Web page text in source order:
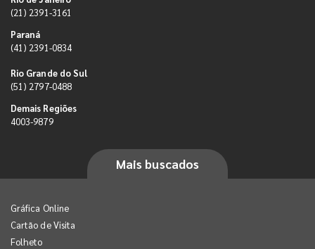
(21) 2391-3161
Paraná
(41) 2391-0834
Rio Grande do Sul
(51) 2797-0488
Demais Regiões
4003-9879
Mais buscados
Gráfica Online
Cartão de Visita
Folheto